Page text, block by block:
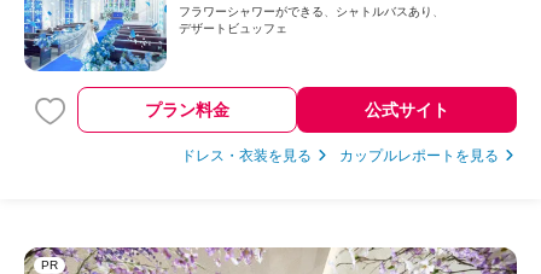
フラワーシャワーができる
シャトルバスあり
デザートビュッフェ
プラン料金 公式サイト
ドレス・衣装を見る カップルレポートを見る
PR